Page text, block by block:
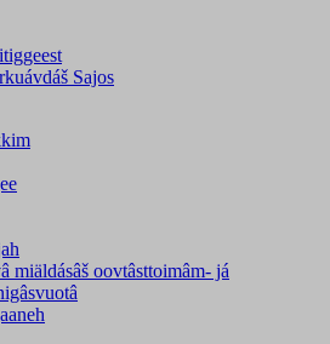
Sajos
miäldásâš oovtâsttoimâm- já